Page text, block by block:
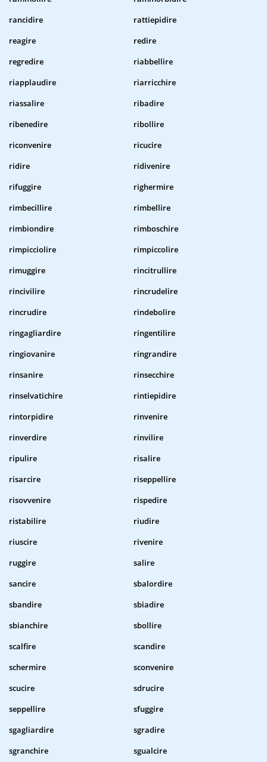
rancidire
rattiepidire
reagire
redire
regredire
riabbellire
riapplaudire
riarricchire
riassalire
ribadire
ribenedire
ribollire
riconvenire
ricucire
ridire
ridivenire
rifuggire
righermire
rimbecillire
rimbellire
rimbiondire
rimboschire
rimpicciolire
rimpiccolire
rimuggire
rincitrullire
rincivilire
rincrudelire
rincrudire
rindebolire
ringagliardire
ringentilire
ringiovanire
ringrandire
rinsanire
rinsecchire
rinselvatichire
rintiepidire
rintorpidire
rinvenire
rinverdire
rinvilire
ripulire
risalire
risarcire
riseppellire
risovvenire
rispedire
ristabilire
riudire
riuscire
rivenire
ruggire
salire
sancire
sbalordire
sbandire
sbiadire
sbianchire
sbollire
scalfire
scandire
schermire
sconvenire
scucire
sdrucire
seppellire
sfuggire
sgagliardire
sgradire
sgranchire
sgualcire